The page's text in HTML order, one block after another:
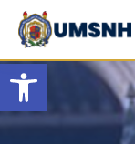
Open
Skip
content